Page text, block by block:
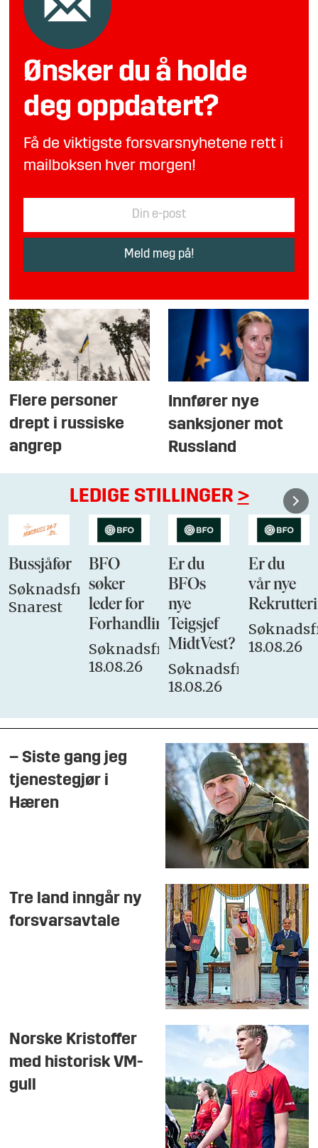
Ønsker du å holde
deg oppdatert?
Få de viktigste forsvarsnyhetene rett i
mailboksen hver morgen!
Flere personer
drept i russiske
angrep
Innfører nye
sanksjoner mot
Russland
LEDIGE STILLINGER >
Bussjåfør
Søknadsfrist:
Snarest
BFO
søker
leder for
Forhandlingsutvalget
Søknadsfrist:
18.08.26
Er du
BFOs
nye
Teigsjef
MidtVest?
Søknadsfrist:
18.08.26
Er du
vår nye
18.08.26
– Siste gang jeg
tjenestegjør i
Hæren
Tre land inngår ny
forsvarsavtale
Norske Kristoffer
med historisk VM-
gull